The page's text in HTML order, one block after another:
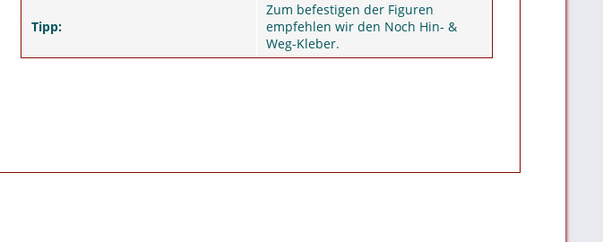
Tipp:
Zum befestigen der Figuren
empfehlen wir den Noch Hin- &
Weg-Kleber.